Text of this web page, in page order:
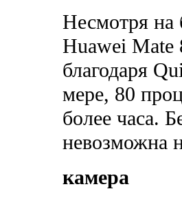
Несмотря
Huawei Mate
благодаря
мере, 80
более часа.
невозможна
камера